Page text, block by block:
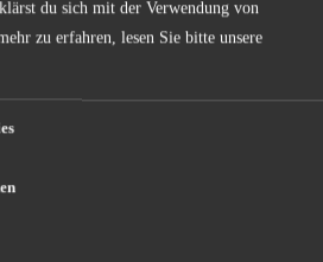
du sich mit der Verwendung von
zu erfahren, lesen Sie bitte unsere